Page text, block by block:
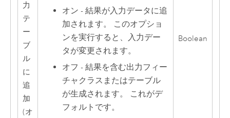
力
テ
ー
ブ
ル
に
追
加
(オ
オン - 結果が入力データに追
加されます。 このオプショ
ンを実行すると、入力デー
タが変更されます。
オフ - 結果を含む出力フィー
チャクラスまたはテーブル
が生成されます。 これがデ
フォルトです。
Boolean